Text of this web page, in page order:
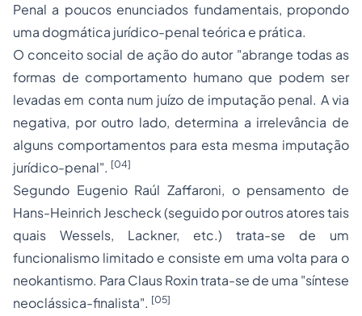
Penal a poucos enunciados fundamentais, propondo
uma dogmática jurídico-penal teórica e prática.
O conceito social de ação do autor "abrange todas as
formas de comportamento humano que podem ser
levadas em conta num juízo de imputação penal. A via
negativa, por outro lado, determina a irrelevância de
alguns comportamentos para esta mesma imputação
jurídico-penal". [04]
Segundo Eugenio Raúl Zaffaroni, o pensamento de
Hans-Heinrich Jescheck (seguido por outros atores tais
quais Wessels, Lackner, etc.) trata-se de um
funcionalismo limitado e consiste em uma volta para o
neokantismo. Para Claus Roxin trata-se de uma "síntese
neoclássica-finalista". [05]